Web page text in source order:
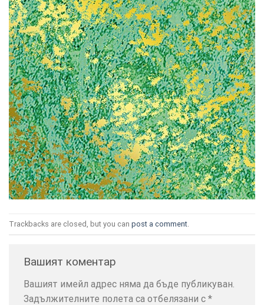
Trackbacks are closed, but you can post a comment
Вашият коментар
Вашият имейл адрес няма да бъде публикуван.
Задължителните полета са отбелязани с *
× ТОЗИ
САЙТ
ИЗПОЛЗВА
ПОВЕЧЕ
ДА
НАМЕРИТЕ
ТУК.